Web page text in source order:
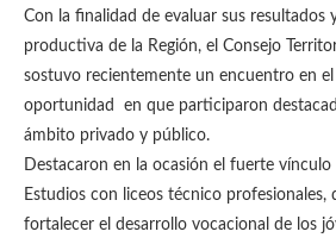
Con la finalidad de evaluar sus resultados
productiva de la Región, el Consejo
sostuvo recientemente un encuentro en
oportunidad en que participaron
ámbito privado y público.
Destacaron en la ocasión el fuerte vínculo
Estudios con liceos técnico profesionales,
fortalecer el desarrollo vocacional de los